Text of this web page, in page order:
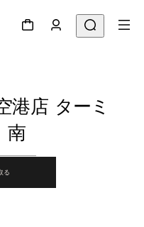
シェアする
港店 ターミ
南
る